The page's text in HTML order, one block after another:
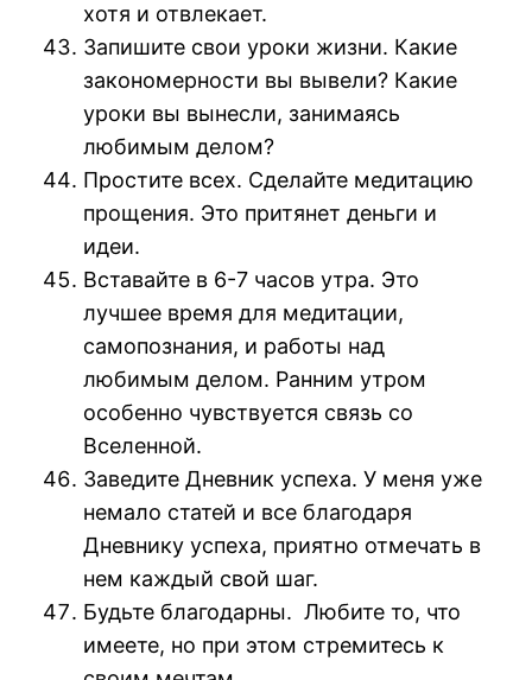
хотя и отвлекает.
Запишите свои уроки жизни. Какие
закономерности вы вывели? Какие
уроки вы вынесли, занимаясь
любимым делом?
Простите всех. Сделайте медитацию
прощения. Это притянет деньги и
идеи.
Вставайте в 6-7 часов утра. Это
лучшее время для медитации,
самопознания, и работы над
любимым делом. Ранним утром
особенно чувствуется связь со
Вселенной.
Заведите Дневник успеха. У меня уже
немало статей и все благодаря
Дневнику успеха, приятно отмечать в
нем каждый свой шаг.
Будьте благодарны. Любите то, что
имеете, но при этом стремитесь к